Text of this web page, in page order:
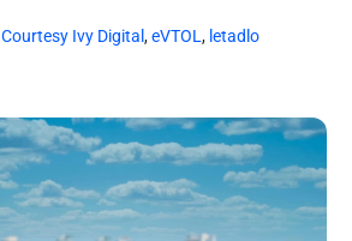
Courtesy Ivy Digital ,eVTOL, letadlo